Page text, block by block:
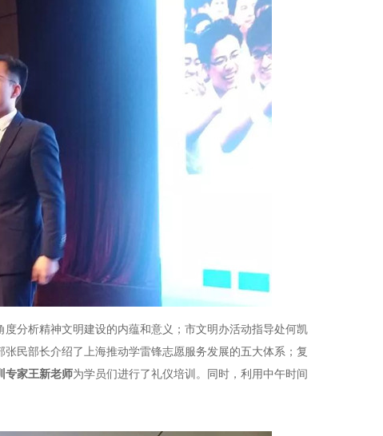
分析精神文明建设的内蕴和意义；市文明办活动指导处何凯
民部长介绍了上海推动学雷锋志愿服务发展的五大体系；复
专家王新老师为学员们进行了礼仪培训。同时，利用中午时间